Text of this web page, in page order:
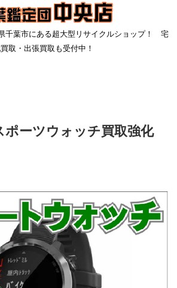
千葉市にある超大型リサイクルショップ！ 宅
取・出張買取も受付中！
ポーツウォッチ買取強化